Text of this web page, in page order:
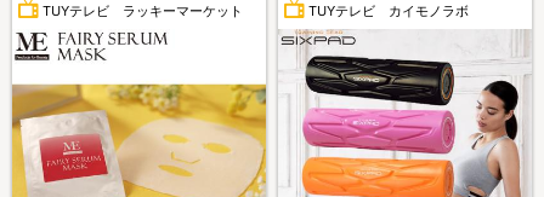
TUYテレビ ラッキーマーケット TUYテレビ カイモノラボ